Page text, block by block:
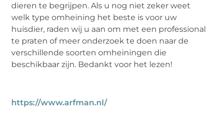
dieren te begrijpen. Als u nog niet zeker weet
welk type omheining het beste is voor uw
huisdier, raden wij u aan om met een professional
te praten of meer onderzoek te doen naar de
verschillende soorten omheiningen die
beschikbaar zijn. Bedankt voor het lezen!
https://www.arfman.nl/